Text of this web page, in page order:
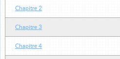
Chapitre 2
Chapitre 3
Chapitre 4